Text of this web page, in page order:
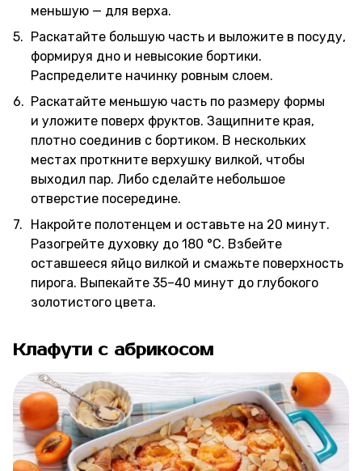
меньшую — для верха.
Раскатайте большую часть и выложите в посуду,
формируя дно и невысокие бортики.
Распределите начинку ровным слоем.
Раскатайте меньшую часть по размеру формы
и уложите поверх фруктов. Защипните края,
плотно соединив с бортиком. В нескольких
местах проткните верхушку вилкой, чтобы
выходил пар. Либо сделайте небольшое
отверстие посередине.
Накройте полотенцем и оставьте на 20 минут.
Разогрейте духовку до 180 °C. Взбейте
оставшееся яйцо вилкой и смажьте поверхность
пирога. Выпекайте 35–40 минут до глубокого
золотистого цвета.
Клафути с абрикосом